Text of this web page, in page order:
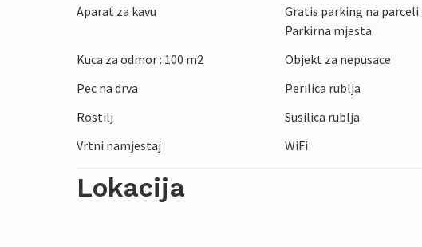
Aparat za kavu
Gratis parking na parceli
Parkirna mjesta
Kuca za odmor : 100 m2 Objekt za nepusace
Pec na drva
Perilica rublja
Rostilj
Susilica rublja
Vrtni namjestaj
WiFi
Lokacija